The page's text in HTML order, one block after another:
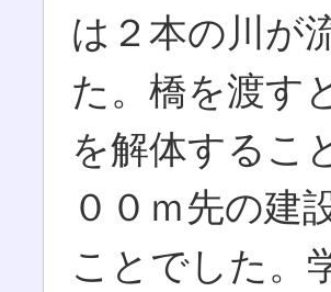
は２本の川が
た。橋を渡す
を解体するこ
００ｍ先の建
ことでした。